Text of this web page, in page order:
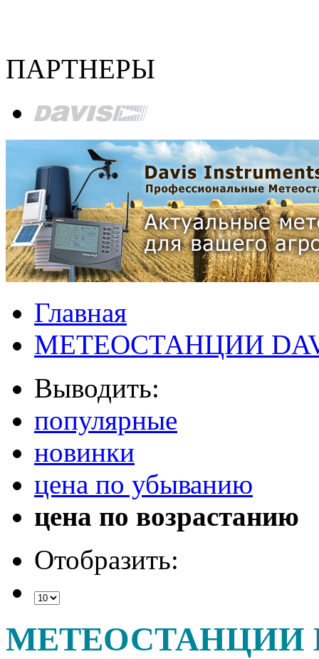
ПАРТНЕРЫ
Главная
МЕТЕОСТАНЦИИ
Выводить:
популярные
новинки
цена по убыванию
цена по возрастанию
Отобразить:
МЕТЕОСТАНЦИИ